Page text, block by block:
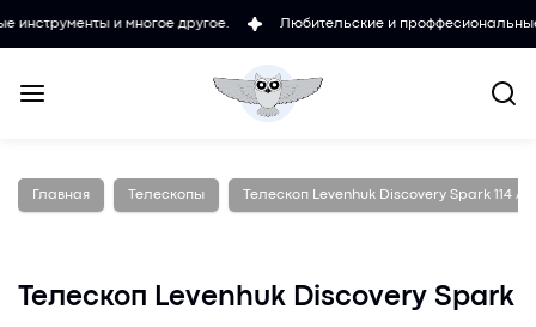
и многое другое. Любительские и проффесиональные
Главная Телескопы Телескоп Levenhuk Discovery Spark 114 AZ
Телескоп Levenhuk Discovery Spark